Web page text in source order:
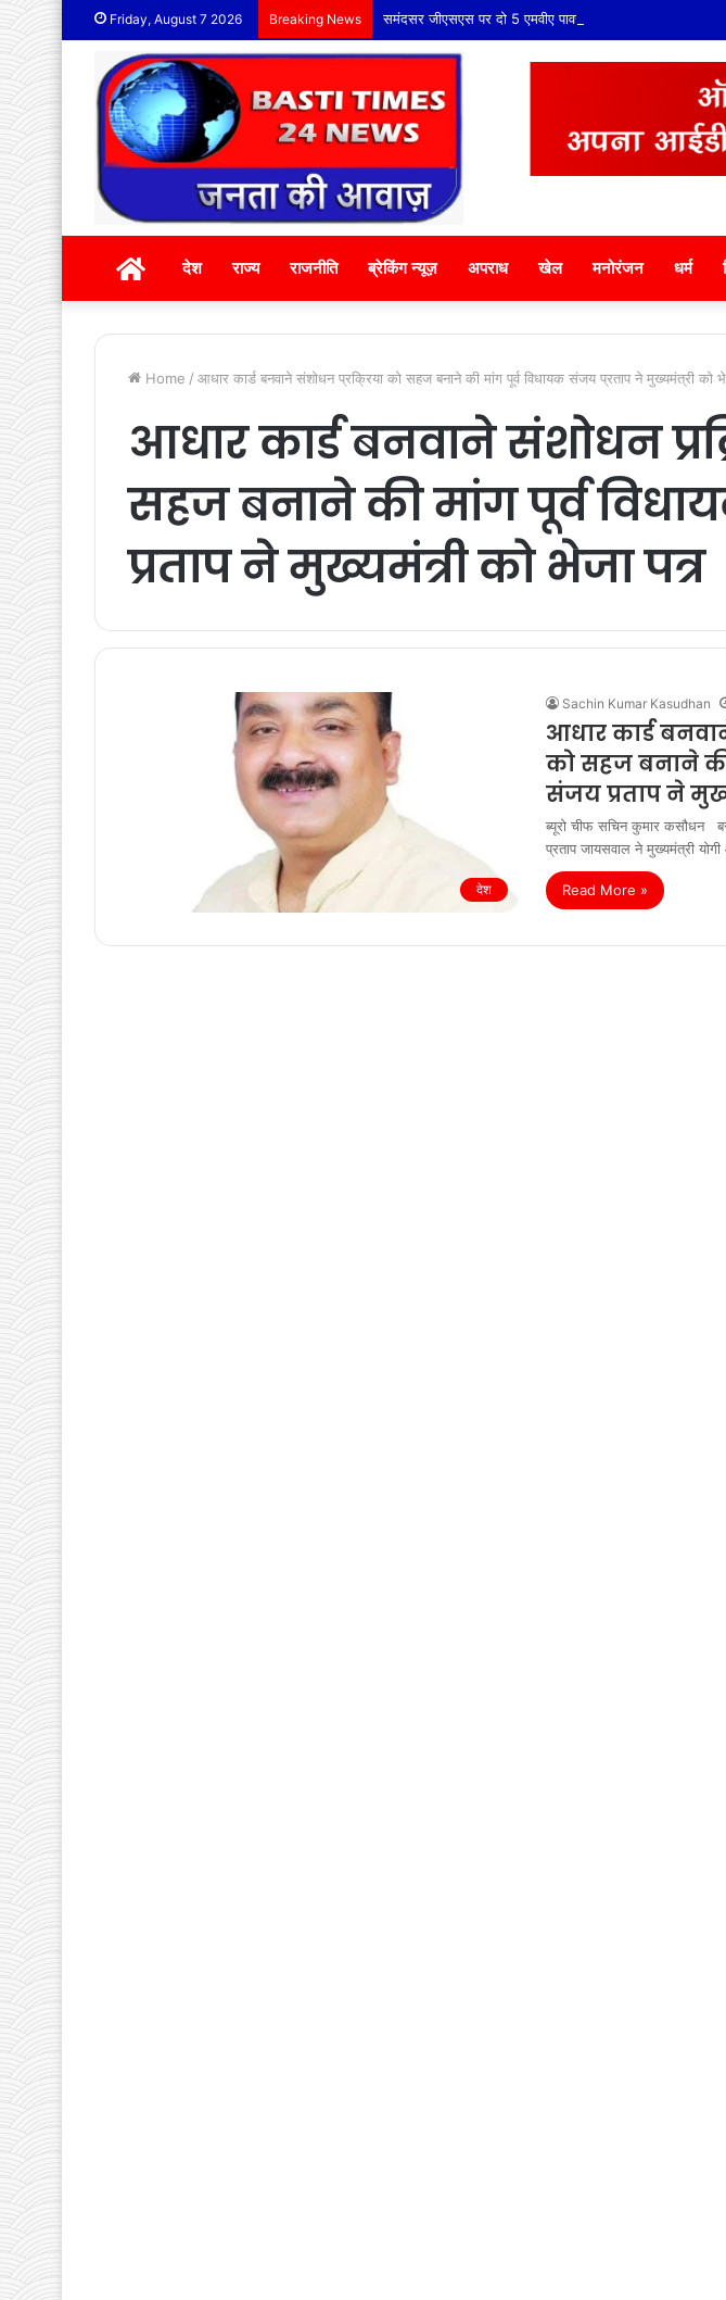
Friday, August 7 2026 Breaking News समंदसर जीएसएस पर दो 5 एमवीए पावर ट्रांसफार्मरों की स्वीकृति,
होम देश राज्य राजनीति ब्रेकिंग न्यूज़ अपराध खेल मनोरंजन धर्म
Home / आधार कार्ड बनवाने संशोधन प्रक्रिया को सहज बनाने की मांग पूर्व विधायक संजय प्रताप ने मुख्यमंत्री को
आधार कार्ड बनवाने संशोधन
सहज बनाने की मांग पूर्व
प्रताप ने मुख्यमंत्री को भेजा पत्र
देश
Sachin Kumar Kasudhan
आधार कार्ड
को सहज बनाने
संजय प्रताप ने
ब्यूरो चीफ सचिन कुमार कसौधन
प्रताप जायसवाल ने मुख्यमंत्री
Read More »